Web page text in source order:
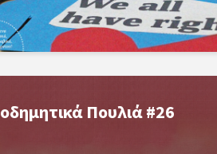
Πουλιά #26